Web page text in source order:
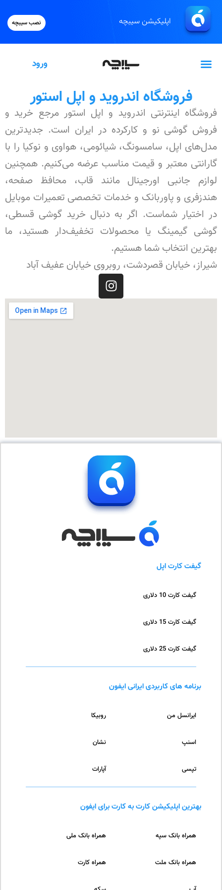
نصب سیبچه اپلیکیشن سیبچه
ورود
فروشگاه اندروید و اپل استور
فروشگاه اینترنتی اندروید و اپل استور مرجع خرید و
فروش گوشی نو و کارکرده در ایران است. جدیدترین
مدل‌های اپل، سامسونگ، شیائومی، هواوی و نوکیا را با
گارانتی معتبر و قیمت مناسب عرضه می‌کنیم. همچنین
لوازم جانبی اورجینال مانند قاب، محافظ صفحه،
هندزفری و پاوربانک و خدمات تخصصی تعمیرات موبایل
در اختیار شماست. اگر به دنبال خرید گوشی قسطی،
گوشی گیمینگ یا محصولات تخفیف‌دار هستید، ما
بهترین انتخاب شما هستیم.
شیراز، خیابان قصردشت، روبروی خیابان عفیف آباد
گیفت کارت اپل
گیفت کارت 10 دلاری
گیفت کارت 15 دلاری
گیفت کارت 25 دلاری
برنامه های کاربردی ایرانی ایفون
روبیکا ایرانسل من
نشان اسنپ
آپارات تپسی
بهترین اپلیکیشن کارت به کارت برای ایفون
همراه بانک ملی همراه بانک سپه
همراه کارت همراه بانک ملت